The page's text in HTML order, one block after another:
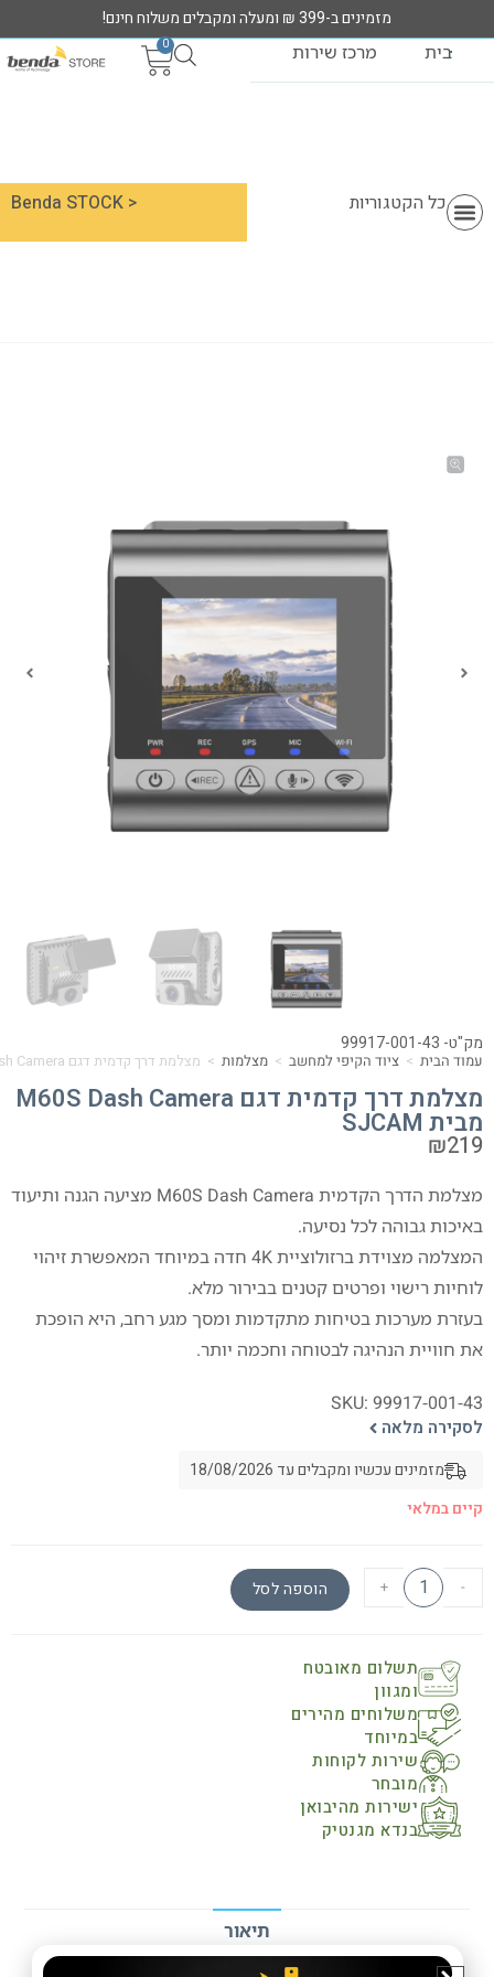
מזמינים ב-399 ₪ ומעלה ומקבלים משלוח חינם!
בית מרכז שירות 0
כל הקטגוריות < Benda STOCK
מק"ט- 99917-001-43
עמוד הבית > ציוד הקיפי למחשב > מצלמות > מצלמת דרך קדמית דגם M60S Dash Camera מבית SJCAM
מצלמת דרך קדמית דגם M60S Dash Camera
מבית SJCAM
₪219
מצלמת הדרך הקדמית M60S Dash Camera מציעה הגנה ותיעוד
באיכות גבוהה לכל נסיעה.
המצלמה מצוידת ברזולוציית 4K חדה במיוחד המאפשרת זיהוי
לוחיות רישוי ופרטים קטנים בבירור מלא.
בעזרת מערכות בטיחות מתקדמות ומסך מגע רחב, היא הופכת
את חוויית הנהיגה לבטוחה וחכמה יותר.
SKU: 99917-001-43
לסקירה מלאה
מזמינים עכשיו ומקבלים עד 18/08/2026
קיים במלאי
-
+ הוספה לסל
תשלום מאובטח
ומגוון
משלוחים מהירים
במיוחד
שירות לקוחות
מובחר
ישירות מהיבואן
בנדא מגנטיק
תיאור